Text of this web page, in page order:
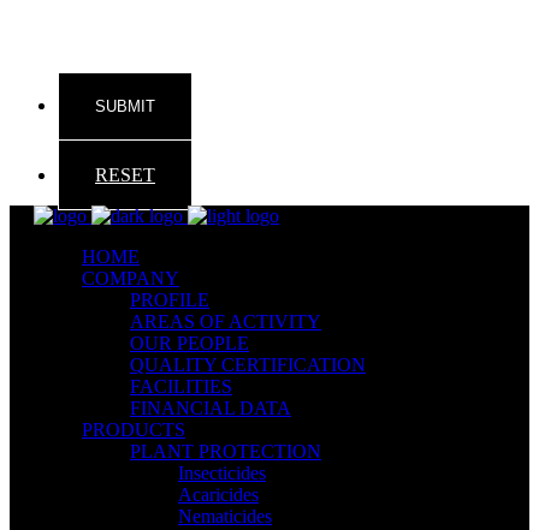
RESET
HOME
COMPANY
PROFILE
AREAS OF ACTIVITY
OUR PEOPLE
QUALITY CERTIFICATION
FACILITIES
FINANCIAL DATA
PRODUCTS
PLANT PROTECTION
Insecticides
Acaricides
Nematicides